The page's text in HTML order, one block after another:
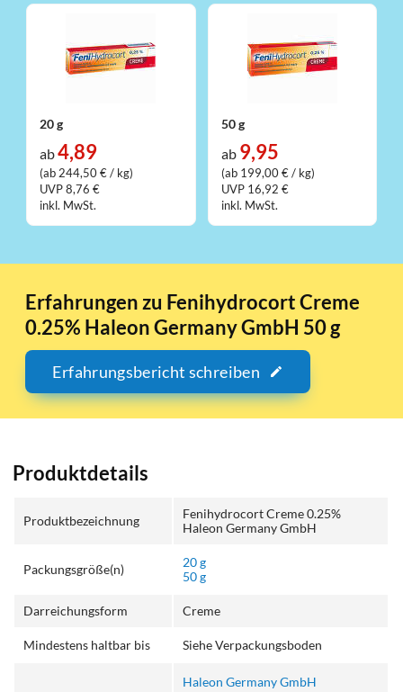
20 g
ab4,89
(ab 244,50 € / kg)
UVP 8,76 €
inkl. MwSt.
50 g
ab 9,95
(ab 199,00 € / kg)
UVP 16,92 €
inkl. MwSt.
Erfahrungen zu Fenihydrocort Creme
0.25% Haleon Germany GmbH 50 g
Erfahrungsbericht schreiben
Produktdetails
Produktbezeichnung
Fenihydrocort Creme 0.25%
Haleon Germany GmbH
Packungsgröße(n)
20 g
50 g
Darreichungsform Creme
Mindestens haltbar bis Siehe Verpackungsboden
Haleon Germany GmbH